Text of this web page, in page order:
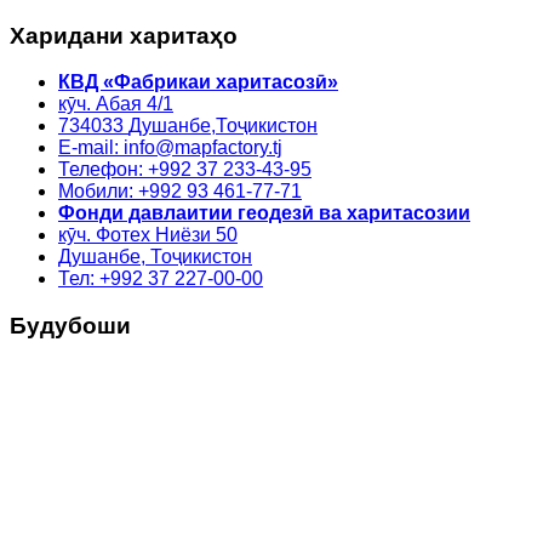
Харидани харитаҳо
КВД «Фабрикаи харитасозӣ»
кӯч. Абая 4/1
734033 Душанбе,Тоҷикистон
E-mail: info@mapfactory.tj
Телефон: +992 37 233-43-95
Мобили: +992 93 461-77-71
Фонди давлаитии геодезӣ ва харитасозии
кӯч. Фотех Ниёзи 50
Душанбе, Тоҷикистон
Тел: +992 37 227-00-00
Будубоши